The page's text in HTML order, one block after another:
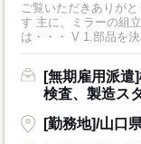
ご覧いただきありが
す 主に、ミラーの組
は・・・ V 1.部品を
[無期雇用派遣
検査、製造ス
[勤務地]/山口